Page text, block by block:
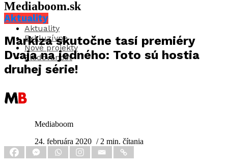
Mediaboom.sk
Aktuality
Exkluzívne
Nové projekty
Sledovanosť
Aktuality
Markíza skutočne tasí premiéry
Dvaja na jedného: Toto sú hostia
druhej série!
Mediaboom
24. februára 2020 / 2 min. čítania